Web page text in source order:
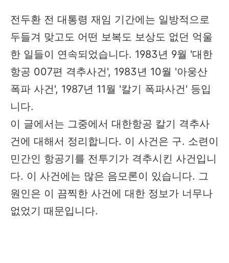
전두환 전 대통령 재임 기간에는 일방적으로
두들겨 맞고도 어떤 보복도 보상도 없던 억울
한 일들이 연속되었습니다. 1983년 9월 '대한
항공 007편 격추사건', 1983년 10월 '아웅산
폭파 사건', 1987년 11월 '칼기 폭파사건' 등입
니다.
이 글에서는 그중에서 대한항공 칼기 격추사
건에 대해서 정리합니다. 이 사건은 구. 소련이
민간인 항공기를 전투기가 격추시킨 사건입니
다. 이 사건에는 많은 음모론이 있습니다. 그
원인은 이 끔찍한 사건에 대한 정보가 너무나
없었기 때문입니다.